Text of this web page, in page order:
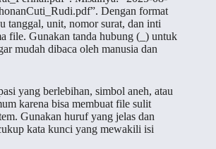
Dengan format
tanggal, unit, nomor surat, dan inti
file. Gunakan tanda hubung (_) untuk
mudah dibaca oleh manusia dan
yang berlebihan, simbol aneh, atau
karena bisa membuat file sulit
Gunakan huruf yang jelas dan
kata kunci yang mewakili isi